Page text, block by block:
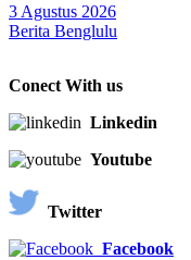
3 Agustus 2026
Berita Benglulu
Conect With us
Linkedin
Youtube
Twitter
Facebook